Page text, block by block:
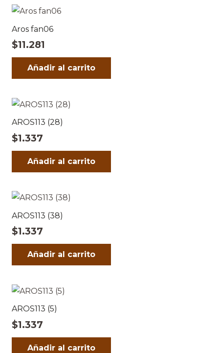
Aros fan06
$11.281
Añadir al carrito
AROS113 (28)
$1.337
Añadir al carrito
AROS113 (38)
$1.337
Añadir al carrito
AROS113 (5)
$1.337
Añadir al carrito